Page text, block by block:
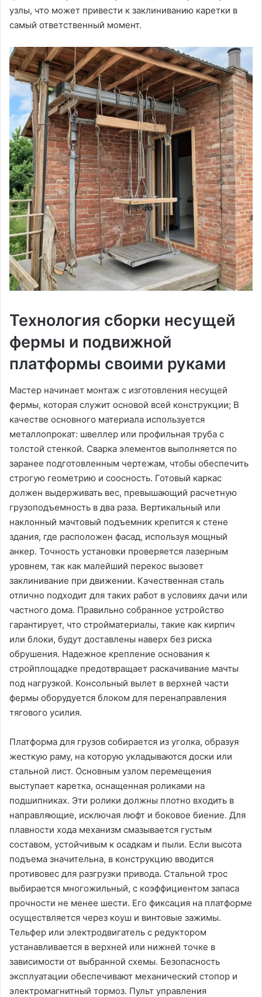
узлы, что может привести к заклиниванию каретки в
самый ответственный момент.
Технология сборки несущей
фермы и подвижной
платформы своими руками
Мастер начинает монтаж с изготовления несущей
фермы, которая служит основой всей конструкции; В
качестве основного материала используется
металлопрокат: швеллер или профильная труба с
толстой стенкой. Сварка элементов выполняется по
заранее подготовленным чертежам, чтобы обеспечить
строгую геометрию и соосность. Готовый каркас
должен выдерживать вес, превышающий расчетную
грузоподъемность в два раза. Вертикальный или
наклонный мачтовый подъемник крепится к стене
здания, где расположен фасад, используя мощный
анкер. Точность установки проверяется лазерным
уровнем, так как малейший перекос вызовет
заклинивание при движении. Качественная сталь
отлично подходит для таких работ в условиях дачи или
частного дома. Правильно собранное устройство
гарантирует, что стройматериалы, такие как кирпич
или блоки, будут доставлены наверх без риска
обрушения. Надежное крепление основания к
стройплощадке предотвращает раскачивание мачты
под нагрузкой. Консольный вылет в верхней части
фермы оборудуется блоком для перенаправления
тягового усилия.
Платформа для грузов собирается из уголка, образуя
жесткую раму, на которую укладываются доски или
стальной лист. Основным узлом перемещения
выступает каретка, оснащенная роликами на
подшипниках. Эти ролики должны плотно входить в
направляющие, исключая люфт и боковое биение. Для
плавности хода механизм смазывается густым
составом, устойчивым к осадкам и пыли. Если высота
подъема значительна, в конструкцию вводится
противовес для разгрузки привода. Стальной трос
выбирается многожильный, с коэффициентом запаса
прочности не менее шести. Его фиксация на платформе
осуществляется через коуш и винтовые зажимы.
Тельфер или электродвигатель с редуктором
устанавливается в верхней или нижней точке в
зависимости от выбранной схемы. Безопасность
эксплуатации обеспечивают механический стопор и
электромагнитный тормоз. Пульт управления